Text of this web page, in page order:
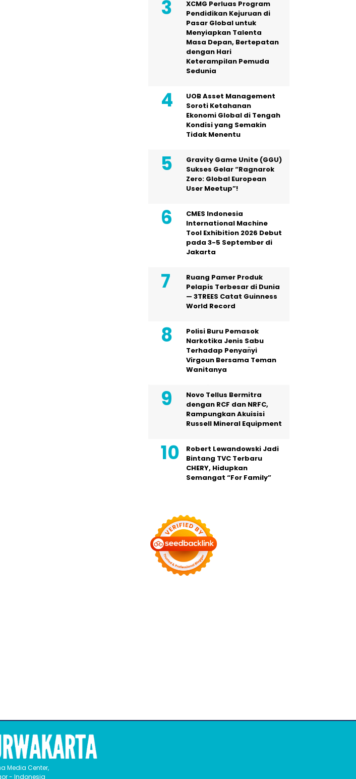
XCMG Perluas Program
Pendidikan Kejuruan di
Pasar Global untuk
Menyiapkan Talenta
Masa Depan, Bertepatan
dengan Hari
Keterampilan Pemuda
Sedunia
UOB Asset Management
Soroti Ketahanan
Ekonomi Global di Tengah
Kondisi yang Semakin
Tidak Menentu
Gravity Game Unite (GGU)
Sukses Gelar “Ragnarok
Zero: Global European
User Meetup”!
CMES Indonesia
International Machine
Tool Exhibition 2026 Debut
pada 3-5 September di
Jakarta
Ruang Pamer Produk
Pelapis Terbesar di Dunia
— 3TREES Catat Guinness
World Record
Polisi Buru Pemasok
Narkotika Jenis Sabu
Terhadap Penyan̈yi
Virgoun Bersama Teman
Wanitanya
Novo Tellus Bermitra
dengan RCF dan NRFC,
Rampungkan Akuisisi
Russell Mineral Equipment
Robert Lewandowski Jadi
Bintang TVC Terbaru
CHERY, Hidupkan
Semangat “For Family”
Media Center,
- Indonesia